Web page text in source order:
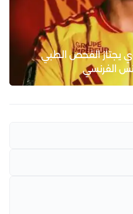
تيطراوي يجتاز الفحص الطبي
الفرنسي